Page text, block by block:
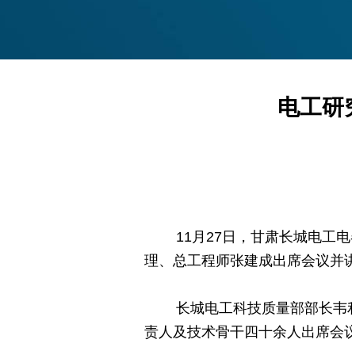
电工研
11月27日，甘肃长城电工电
理、总工程师张建成出席会议并
长城电工科技质量部部长韦利
责人及技术骨干四十余人出席会